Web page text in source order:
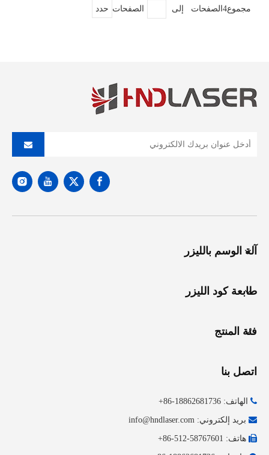
مجموع4الصفحات إلى الصفحات حدد
آلة الوسم بالليزر
طابعة كود الليزر
فئة المنتج
اتصل بنا
 الهاتف: 18862681736-86+
 بريد إلكتروني: info@hndlaser.com
 هاتف: 58767601-512-86+